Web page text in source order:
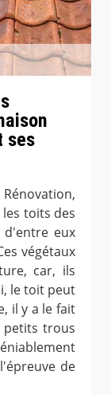
ses
toits des
d'entre eux
végétaux
car, ils
le toit peut
il y a le fait
petits trous
de